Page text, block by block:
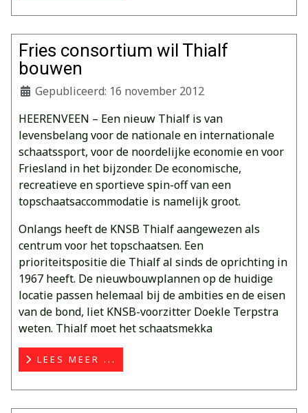
Fries consortium wil Thialf
bouwen
Gepubliceerd: 16 november 2012
HEERENVEEN – Een nieuw Thialf is van
levensbelang voor de nationale en internationale
schaatssport, voor de noordelijke economie en voor
Friesland in het bijzonder. De economische,
recreatieve en sportieve spin-off van een
topschaatsaccommodatie is namelijk groot.
Onlangs heeft de KNSB Thialf aangewezen als
centrum voor het topschaatsen. Een
prioriteitspositie die Thialf al sinds de oprichting in
1967 heeft. De nieuwbouwplannen op de huidige
locatie passen helemaal bij de ambities en de eisen
van de bond, liet KNSB-voorzitter Doekle Terpstra
weten. Thialf moet het schaatsmekka
LEES MEER ...